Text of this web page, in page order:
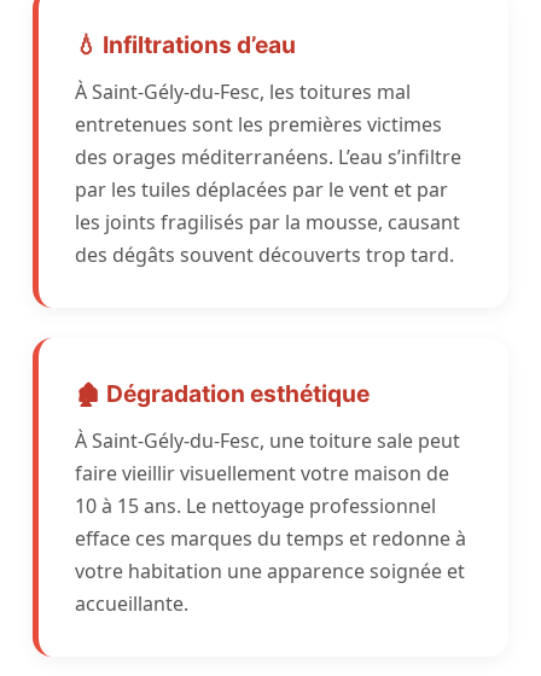
💧 Infiltrations d’eau
À Saint-Gély-du-Fesc, les toitures mal
entretenues sont les premières victimes
des orages méditerranéens. L’eau s’infiltre
par les tuiles déplacées par le vent et par
les joints fragilisés par la mousse, causant
des dégâts souvent découverts trop tard.
🏚️ Dégradation esthétique
À Saint-Gély-du-Fesc, une toiture sale peut
faire vieillir visuellement votre maison de
10 à 15 ans. Le nettoyage professionnel
efface ces marques du temps et redonne à
votre habitation une apparence soignée et
accueillante.